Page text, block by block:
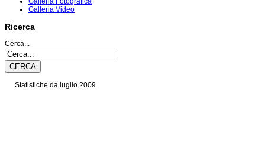
Galleria Video
Ricerca
Cerca...
Statistiche da luglio 2009